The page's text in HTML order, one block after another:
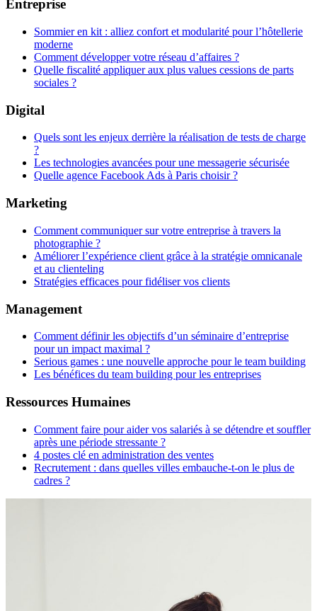
Entreprise
Sommier en kit : alliez confort et modularité pour l’hôtellerie
moderne
Comment développer votre réseau d’affaires ?
Quelle fiscalité appliquer aux plus values cessions de parts
sociales ?
Digital
Quels sont les enjeux derrière la réalisation de tests de charge
?
Les technologies avancées pour une messagerie sécurisée
Quelle agence Facebook Ads à Paris choisir ?
Marketing
Comment communiquer sur votre entreprise à travers la
photographie ?
Améliorer l’expérience client grâce à la stratégie omnicanale
et au clienteling
Stratégies efficaces pour fidéliser vos clients
Management
Comment définir les objectifs d’un séminaire d’entreprise
pour un impact maximal ?
Serious games : une nouvelle approche pour le team building
Les bénéfices du team building pour les entreprises
Ressources Humaines
Comment faire pour aider vos salariés à se détendre et souffler
après une période stressante ?
4 postes clé en administration des ventes
Recrutement : dans quelles villes embauche-t-on le plus de
cadres ?